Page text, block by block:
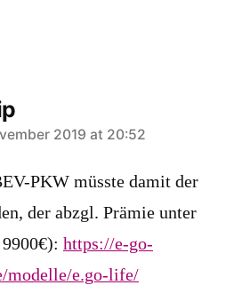
2019 at 20:52
PKW müsste damit der
der abzgl. Prämie unter
https://e-go-
modelle/e.go-life/